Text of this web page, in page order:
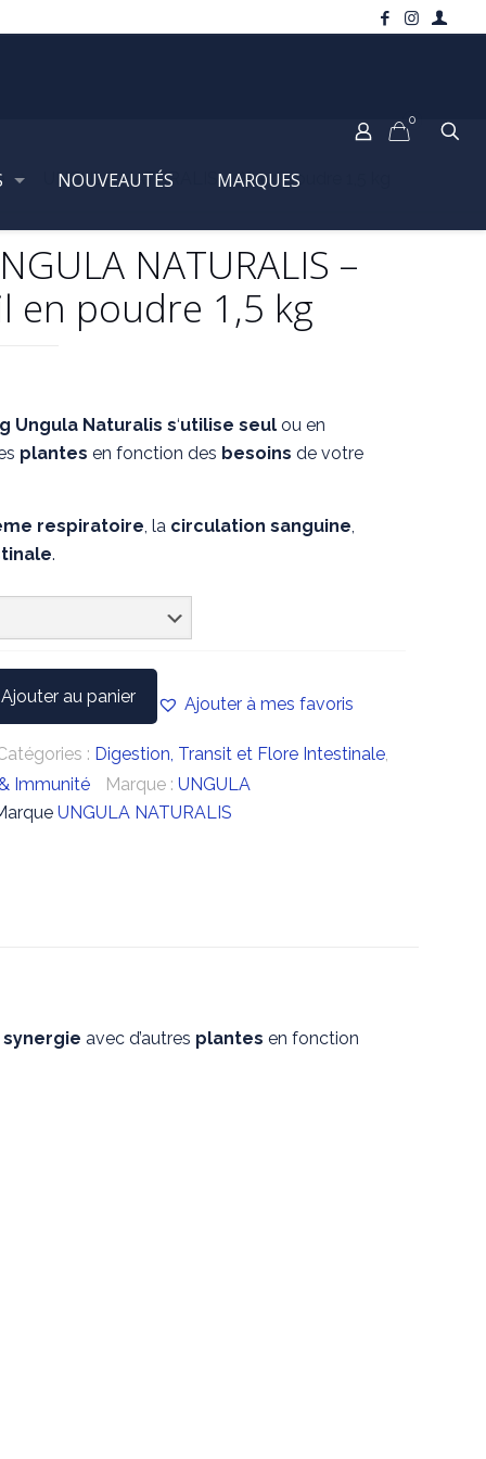
NOUVEAUTÉS MARQUES
0
UNGULA NATURALIS – Ail en poudre 1,5 kg
NATURALIS –
en poudre 1,5 kg
Ungula Naturalis s‘utilise seulou en
plantes en fonction des besoins de votre
respiratoire, la circulation sanguine,
.
Ajouter au panier Ajouter à mes favoris
: Digestion, Transit et Flore Intestinale,
Immunité
Marque : UNGULA
UNGULA NATURALIS
synergie avec d’autres plantes en fonction